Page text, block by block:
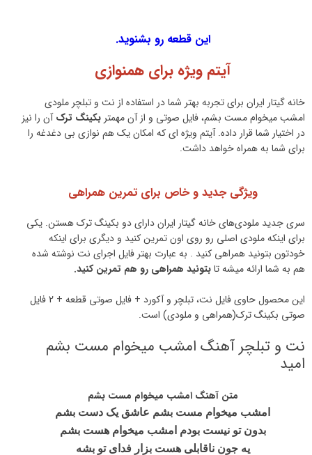
این قطعه رو بشنوید.
آیتم ویژه برای همنوازی
خانه گیتار ایران برای تجربه بهتر شما در استفاده از نت و تبلچر ملودی
امشب میخوام مست بشم، فایل صوتی و از آن مهمتر بکینگ ترکآن را نیز
در اختیار شما قرار داده. آیتم ویژه ای که امکان یک هم نوازی بی دغدغه را
برای شما به همراه خواهد داشت.
ویژگی جدید و خاص برای تمرین همراهی
سری جدید ملودی‌های خانه گیتار ایران دارای دو بکینگ ترک هستن. یکی
برای اینکه ملودی اصلی رو روی اون تمرین کنید و دیگری برای اینکه
خودتون بتونید همراهی کنید . به عبارت بهتر فایل اجرای نت نوشته شده
هم به شما ارائه میشه تابتونید همراهی رو هم تمرین کنید.
این محصول حاوی فایل نت، تبلچر و آکورد + فایل صوتی قطعه + 2 فایل
صوتی بکینگ ترک(همراهی و ملودی) است.
نت و تبلچر آهنگ امشب میخوام مست بشم
امید
متن آهنگ امشب میخوام مست بشم
امشب میخوام مست بشم عاشق یک دست بشم
بدون تو نیست بودم امشب میخوام هست بشم
یه جون ناقابلی هست بزار فدای تو بشه